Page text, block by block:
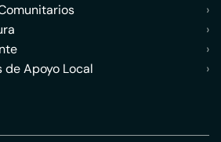
›
›
›
de Apoyo Local
›